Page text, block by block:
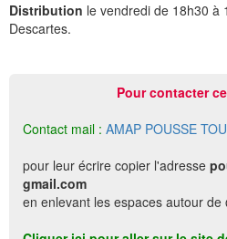
Distribution le vendredi de 18h30 à
Descartes.
Pour contacter
Contact mail : AMAP POUSSE
pour leur écrire copier l'adresse
gmail.com
en enlevant les espaces autour de